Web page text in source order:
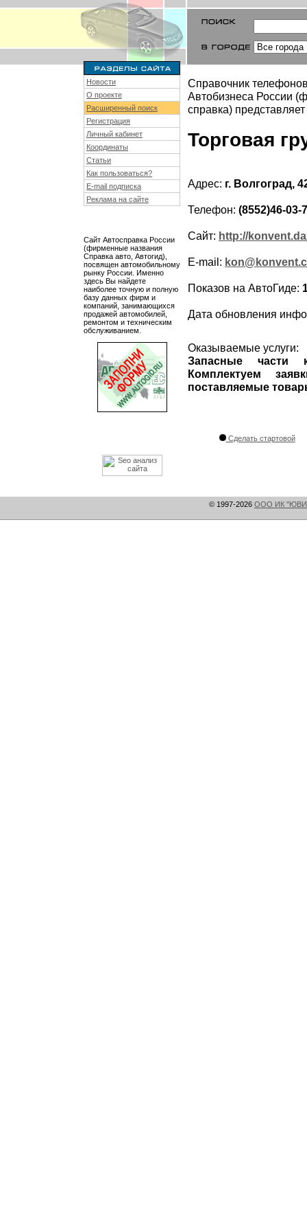
Новости
О проекте
Расширенный поиск
Регистрация
Личный кабинет
Координаты
Статьи
Как пользоваться?
E-mail подписка
Реклама на сайте
Сайт Автосправка России
(фирменные названия
Справка авто, Автогид),
посвящен автомобильному
рынку России. Именно
здесь Вы найдете
наиболее точную и полную
базу данных фирм и
компаний, занимающихся
продажей автомобилей,
ремонтом и техническим
обслуживанием.
Справочник
Автобизнеса России
справка) представляет
Торговая
Адрес: г. Волгоград,
Телефон: (8552)46-03-
Сайт: http://
E-mail:
Показов на АвтоГиде:
Дата обновления
Оказываемые услуги:
Запасные части
Комплектуем
поставляемые
Сделать стартовой
© 1997-2026 ООО ИК